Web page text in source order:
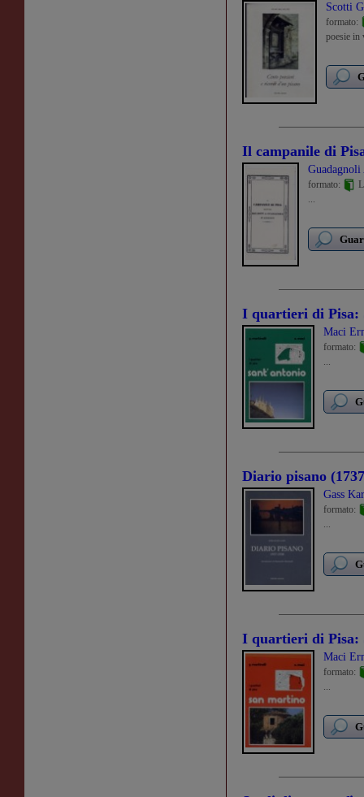
Scotti
formato:
poesie in
Il campanile di
formato:
...
I quartieri di Pisa:
Maci
formato:
...
Diario pisano
Gass
formato:
...
I quartieri di Pisa:
Maci
formato:
...